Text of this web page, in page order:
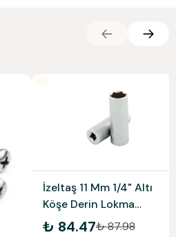
İzeltaş 11 Mm 1/4" Altı
Köşe Derin Lokma
Anahtar 1107064011
₺ 84.47₺ 87.98